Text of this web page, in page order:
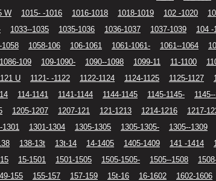
W 1015- -1016 1016-1018 1018-1019 102 -1020
1033--1035 1035-1036 1036-1037 1037-1039 104 -
1058 1058-106 106-1061 1061-1061- 1061--1064
1086-109 109-1090- 1090--1098 1099-11 11-1100
U 1121- -1122 1122-1124 1124-1125 1125-1127
114-1141 1141-1144 1144-1145 1145-1145-
1205-1207 1207-121 121-1213 1214-1216 1217-
1301 1301-1304 1305-1305 1305-1305- 1305--1309
138-13t 13t-14 14-1405 1405-1409 141 -1414
15-1501 1501-1505 1505-1505- 1505--1508
155 155-157 157-159 15t-16 16-1602 1602-1606